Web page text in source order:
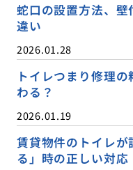
蛇口の設置方法、
違い
2026.01.28
トイレつまり修理
わる？
2026.01.19
賃貸物件のトイレ
る」時の正しい対応